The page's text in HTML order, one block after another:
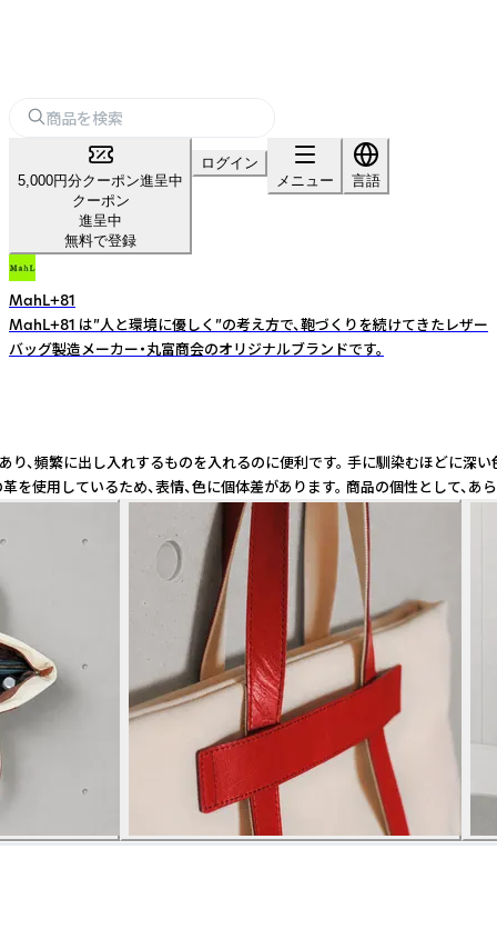
5,000円分クーポン進呈中
クーポン
進呈中
無料で登録
ログイン
メニュー
言語
MahL+81
MahL+81 は”人と環境に優しく”の考え方で、鞄づくりを続けてきたレザー
バッグ製造メーカー・丸富商会のオリジナルブランドです。
繁に出し入れするものを入れるのに便利です。 手に馴染むほど
を使用しているため、表情、色に個体差があります。 商品の個性とし